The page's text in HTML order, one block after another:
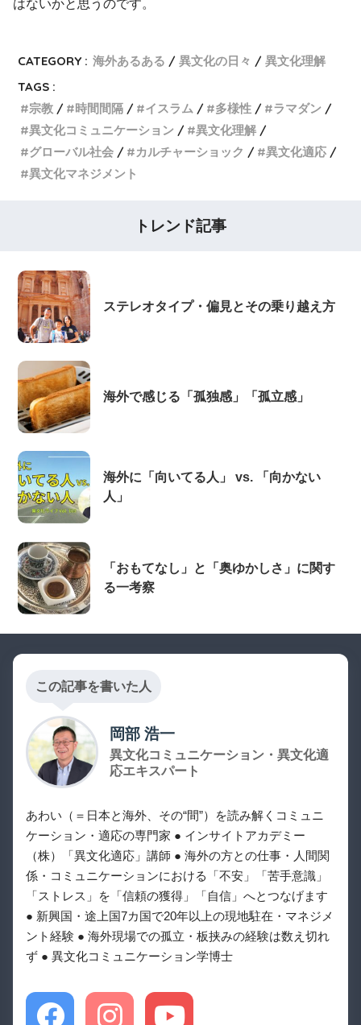
はないかと思うのです。
CATEGORY : 海外あるある 異文化の日々
異文化理解
TAGS :
宗教
時間間隔 イスラム 多様性
ラマダン
異文化コミュニケーション
異文化理解
グローバル社会
カルチャーショック
異文化適応
異文化マネジメント
トレンド記事
ステレオタイプ・偏見とその乗り越え方
海外で感じる「孤独感」「孤立感」
海外に「向いてる人」 vs. 「向かない
人」
「おもてなし」と「奥ゆかしさ」に関す
る一考察
この記事を書いた人
岡部 浩一
異文化コミュニケーション・異文化適
応エキスパート
あわい（＝日本と海外、その“間”）を読み解くコミュニ
ケーション・適応の専門家 ● インサイトアカデミー
（株）「異文化適応」講師 ● 海外の方との仕事・人間関
係・コミュニケーションにおける「不安」「苦手意識」
「ストレス」を「信頼の獲得」「自信」へとつなげます
● 新興国・途上国7カ国で20年以上の現地駐在・マネジメ
ント経験 ● 海外現場での孤立・板挟みの経験は数え切れ
ず ● 異文化コミュニケーション学博士